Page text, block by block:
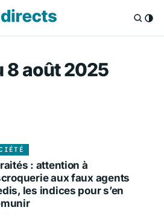
—
8 août 2025
: attention à
aux faux agents
les indices pour s’en